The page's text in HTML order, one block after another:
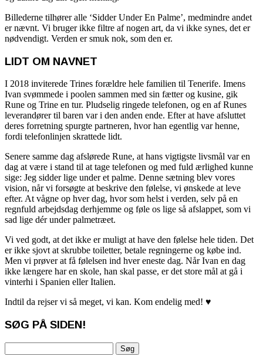
Billederne tilhører alle ‘Sidder Under En Palme’, medmindre andet
er nævnt. Vi bruger ikke filtre af nogen art, da vi ikke synes, det er
nødvendigt. Verden er smuk nok, som den er.
LIDT OM NAVNET
I 2018 inviterede Trines forældre hele familien til Tenerife. Imens
Ivan svømmede i poolen sammen med sin fætter og kusine, gik
Rune og Trine en tur. Pludselig ringede telefonen, og en af ​​Runes
leverandører til baren var i den anden ende. Efter at have afsluttet
deres forretning spurgte partneren, hvor han egentlig var henne,
fordi telefonlinjen skrattede lidt.
Senere samme dag afslørede Rune, at hans vigtigste livsmål var en
dag at være i stand til at tage telefonen og med fuld ærlighed kunne
sige: Jeg sidder lige under et palme. Denne sætning blev vores
vision, når vi forsøgte at beskrive den følelse, vi ønskede at leve
efter. At vågne op hver dag, hvor som helst i verden, selv på en
regnfuld arbejdsdag derhjemme og føle os lige så afslappet, som vi
sad lige dér under palmetræet.
Vi ved godt, at det ikke er muligt at have den følelse hele tiden. Det
er ikke sjovt at skrubbe toiletter, betale regningerne og købe ind.
Men vi prøver at få følelsen ind hver eneste dag. Når Ivan en dag
ikke længere har en skole, han skal passe, er det store mål at gå i
vinterhi i Spanien eller Italien.
Indtil da rejser vi så meget, vi kan. Kom endelig med! ♥
SØG PÅ SIDEN!
efter: